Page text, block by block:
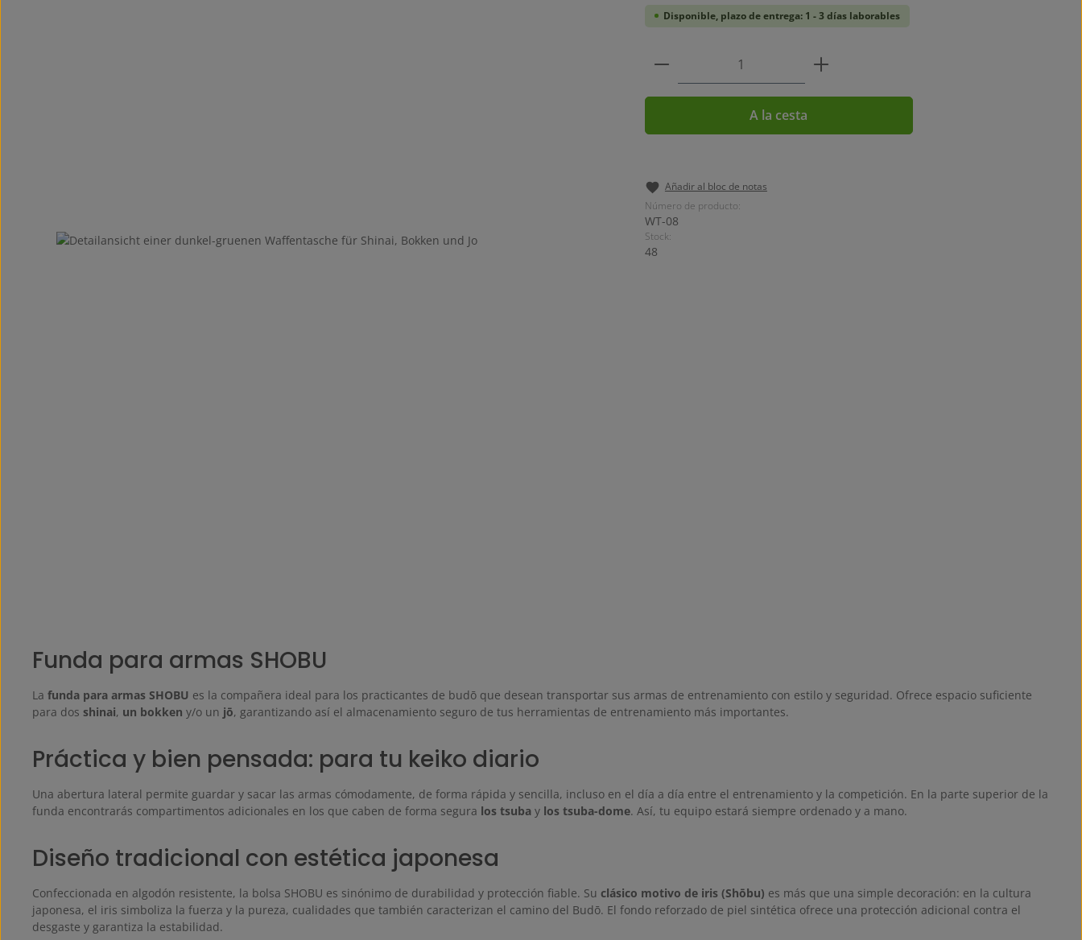
Disponible, plazo de entrega: 1 - 3 días laborables
Cantidad del producto: introduce la cantidad
A la cesta
Añadir al bloc de notas
Número de producto:
WT-08
Stock:
48
Funda para armas SHOBU
La funda para armas SHOBU es la compañera ideal para los practicantes de budō que desean transportar sus armas de entrenamiento con estilo y seguridad. Ofrece espacio suficiente
para dos shinai, un bokken y/o un jō, garantizando así el almacenamiento seguro de tus herramientas de entrenamiento más importantes.
Práctica y bien pensada: para tu keiko diario
Una abertura lateral permite guardar y sacar las armas cómodamente, de forma rápida y sencilla, incluso en el día a día entre el entrenamiento y la competición. En la parte superior de la
funda encontrarás compartimentos adicionales en los que caben de forma segura los tsuba y los tsuba-dome. Así, tu equipo estará siempre ordenado y a mano.
Diseño tradicional con estética japonesa
Confeccionada en algodón resistente, la bolsa SHOBU es sinónimo de durabilidad y protección fiable. Su clásico motivo de iris (Shōbu) es más que una simple decoración: en la cultura
japonesa, el iris simboliza la fuerza y la pureza, cualidades que también caracterizan el camino del Budō. El fondo reforzado de piel sintética ofrece una protección adicional contra el
desgaste y garantiza la estabilidad.